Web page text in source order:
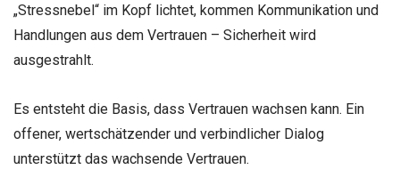
„Stressnebel“ im Kopf lichtet, kommen Kommunikation und
Handlungen aus dem Vertrauen – Sicherheit wird
ausgestrahlt.
Es entsteht die Basis, dass Vertrauen wachsen kann. Ein
offener, wertschätzender und verbindlicher Dialog
unterstützt das wachsende Vertrauen.